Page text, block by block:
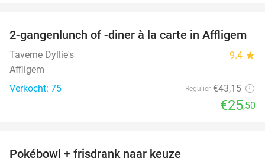
41%
2-gangenlunch of -diner à la carte in Affligem
Taverne Dyllie's 9.4 star
Affligem
Verkocht: 75
Regulier €43,15
€25,50
Pokébowl + frisdrank naar keuze